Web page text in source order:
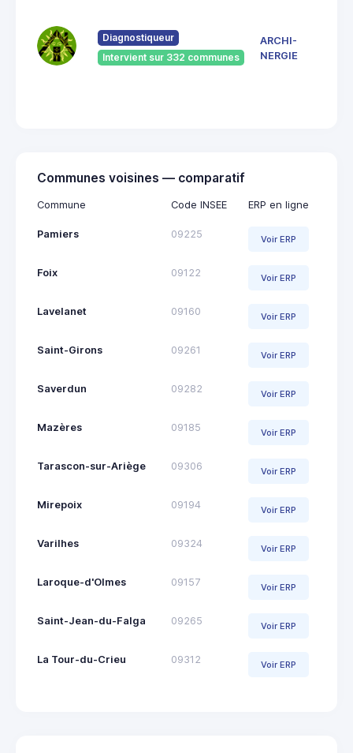
Diagnostiqueur
Intervient sur 332 communes
ARCHI-
NERGIE
Communes voisines — comparatif
Commune Code INSEE ERP en ligne
Pamiers 09225 Voir ERP
Foix 09122 Voir ERP
Lavelanet 09160 Voir ERP
Saint-Girons 09261 Voir ERP
Saverdun 09282 Voir ERP
Mazères 09185 Voir ERP
Tarascon-sur-Ariège 09306 Voir ERP
Mirepoix 09194 Voir ERP
Varilhes 09324 Voir ERP
Laroque-d'Olmes 09157 Voir ERP
Saint-Jean-du-Falga 09265 Voir ERP
La Tour-du-Crieu 09312 Voir ERP